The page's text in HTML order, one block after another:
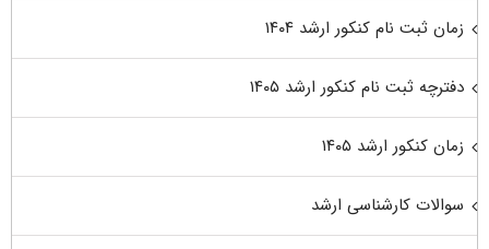
زمان ثبت نام کنکور ارشد ۱۴۰۴
دفترچه ثبت نام کنکور ارشد ۱۴۰۵
زمان کنکور ارشد ۱۴۰۵
سوالات کارشناسی ارشد